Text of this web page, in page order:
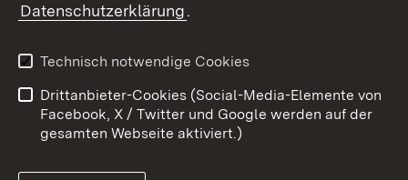
Kontakt
Barrierefreiheit
Impressum
Cookies
Datenschutzerklärung.
Technisch notwendige Cookies
Drittanbieter-Cookies (Social-Media-Elemente von
Facebook, X / Twitter und Google werden auf der
gesamten Webseite aktiviert.)